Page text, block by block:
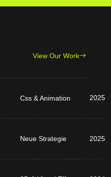
View Our Work
Css & Animation 2025
Neue Strategie 2025